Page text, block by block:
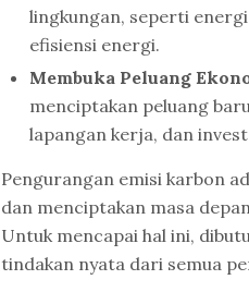
lingkungan, seperti
efisiensi energi.
Membuka Peluang
menciptakan peluang
lapangan kerja, dan
Pengurangan emisi karbon
dan menciptakan masa
Untuk mencapai hal ini,
tindakan nyata dari semua